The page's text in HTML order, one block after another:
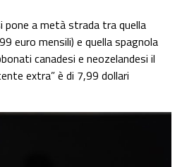
pone a metà strada tra quella
euro mensili) e quella spagnola
canadesi e neozelandesi il
extra” è di 7,99 dollari